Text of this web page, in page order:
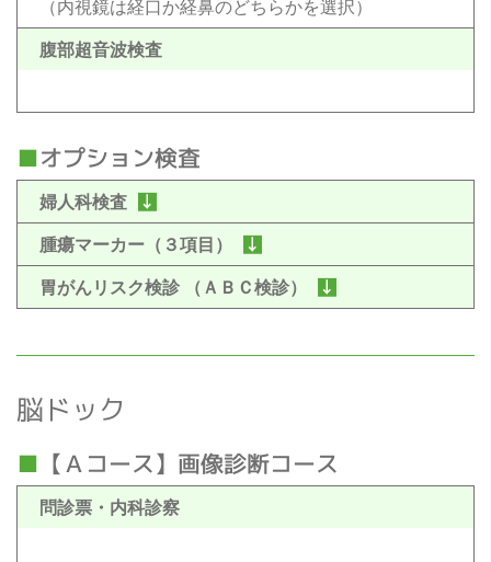
（内視鏡は経口か経鼻のどちらかを選択）
腹部超音波検査
オプション検査
婦人科検査
腫瘍マーカー（３項目）
胃がんリスク検診 （ＡＢＣ検診）
脳ドック
【Ａコース】画像診断コース
問診票・内科診察